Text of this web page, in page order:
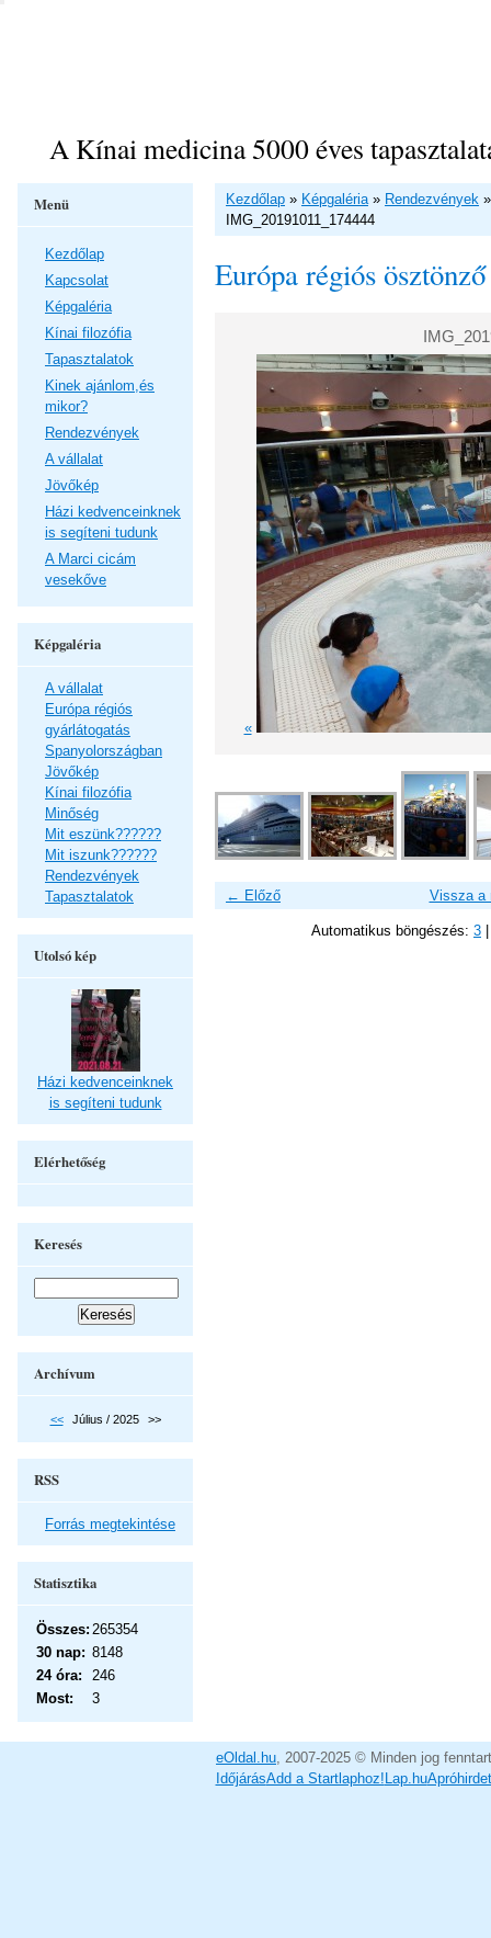
A Kínai medicina 5000 éves
Kezdőlap » Képgaléria» Rendezvények
IMG_20191011_174444
Európa régiós
«
← Előző Vissza a
Automatikus böngészés: 3
Menü
Kezdőlap
Kapcsolat
Képgaléria
Kínai filozófia
Tapasztalatok
Kinek ajánlom,és
mikor?
Rendezvények
A vállalat
Jövőkép
Házi kedvenceinknek
is segíteni tudunk
A Marci cicám
vesekőve
Képgaléria
A vállalat
Európa régiós
gyárlátogatás
Spanyolországban
Jövőkép
Kínai filozófia
Minőség
Mit eszünk??????
Mit iszunk??????
Rendezvények
Tapasztalatok
Utolsó kép
Házi kedvenceinknek
is segíteni tudunk
Elérhetőség
Keresés
Archívum
<< Július / 2025 >>
RSS
Forrás megtekintése
Statisztika
Most: 3
Összes: 265354
30 nap: 8148
24 óra:
246
eOldal.hu, 2007-2025 © Minden jog
IdőjárásAdd a Startlaphoz! Lap.hu